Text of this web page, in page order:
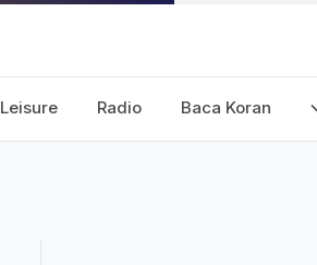
Leisure Radio Baca Koran